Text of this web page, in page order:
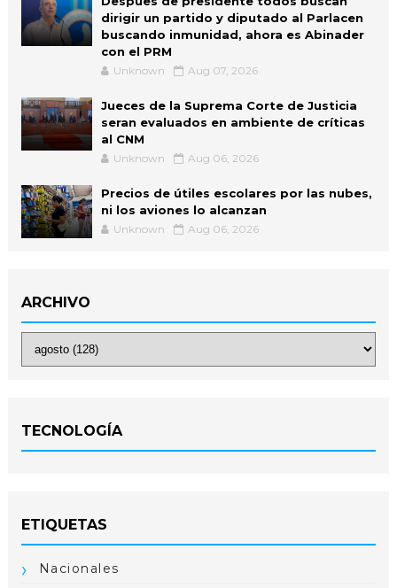
dirigir un partido y diputado al Parlacen
buscando inmunidad, ahora es Abinader
con el PRM
Unknown Aug 07, 2026
Jueces de la Suprema Corte de Justicia
seran evaluados en ambiente de críticas
al CNM
Unknown Aug 06, 2026
Precios de útiles escolares por las nubes,
ni los aviones lo alcanzan
Unknown Aug 06, 2026
ARCHIVO
TECNOLOGÍA
ETIQUETAS
Nacionales